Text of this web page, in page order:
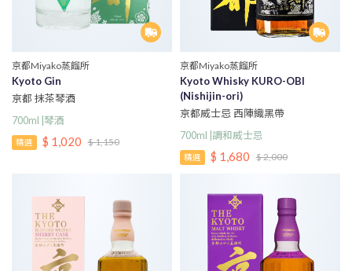
京都Miyako蒸餾所
Kyoto Gin
京都 抹茶琴酒
700ml |琴酒
精選 $ 1,020 $ 1,150
京都Miyako蒸餾所
Kyoto Whisky KURO-OBI
(Nishijin-ori)
京都威士忌 西陣織黑帶
700ml |調和威士忌
精選 $ 1,680 $ 2,000